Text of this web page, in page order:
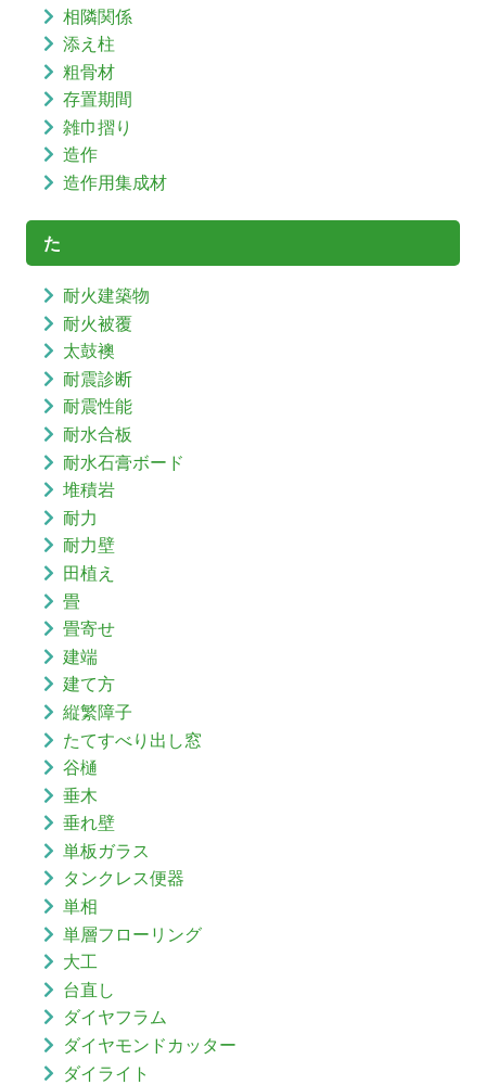
相隣関係
添え柱
粗骨材
存置期間
雑巾摺り
造作
造作用集成材
た
耐火建築物
耐火被覆
太鼓襖
耐震診断
耐震性能
耐水合板
耐水石膏ボード
堆積岩
耐力
耐力壁
田植え
畳
畳寄せ
建端
建て方
縦繁障子
たてすべり出し窓
谷樋
垂木
垂れ壁
単板ガラス
タンクレス便器
単相
単層フローリング
大工
台直し
ダイヤフラム
ダイヤモンドカッター
ダイライト